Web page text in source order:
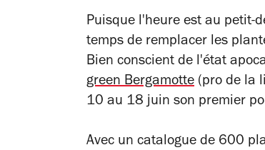
Puisque l'heure est au petit-
temps de remplacer les
Bien conscient de l'état
green Bergamotte (pro de la
10 au 18 juin son premier
Avec un catalogue de 600